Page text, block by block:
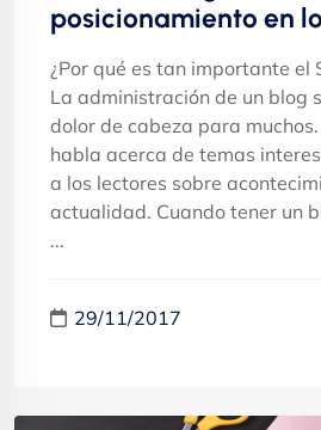
posicionamiento en
¿Por qué es tan importante el
La administración de un blog
dolor de cabeza para muchos.
habla acerca de temas
a los lectores sobre
actualidad. Cuando tener un
...
29/11/2017